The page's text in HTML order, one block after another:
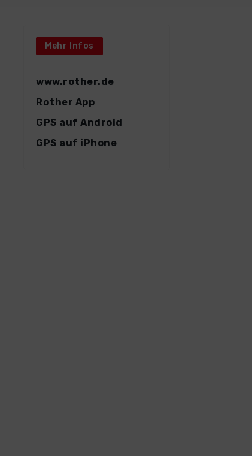
Mehr Infos
www.rother.de
Rother App
GPS auf Android
GPS auf iPhone